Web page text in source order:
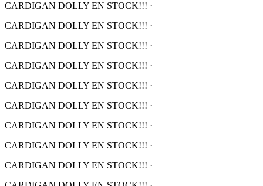
CARDIGAN DOLLY EN STOCK!!! ·
CARDIGAN DOLLY EN STOCK!!! ·
CARDIGAN DOLLY EN STOCK!!! ·
CARDIGAN DOLLY EN STOCK!!! ·
CARDIGAN DOLLY EN STOCK!!! ·
CARDIGAN DOLLY EN STOCK!!! ·
CARDIGAN DOLLY EN STOCK!!! ·
CARDIGAN DOLLY EN STOCK!!! ·
CARDIGAN DOLLY EN STOCK!!! ·